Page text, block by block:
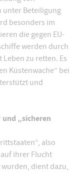
unter Beteiligung
besonders im
die gegen EU-
werden durch
zu retten. Es
Küstenwache“ bei
und
„sicheren
also
ihrer Flucht
dient dazu,